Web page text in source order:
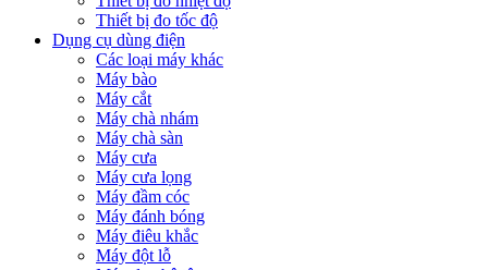
Thiết bị đo tốc độ
Dụng cụ dùng điện
Các loại máy khác
Máy bào
Máy cắt
Máy chà nhám
Máy chà sàn
Máy cưa
Máy cưa lọng
Máy đầm cóc
Máy đánh bóng
Máy điêu khắc
Máy đột lỗ